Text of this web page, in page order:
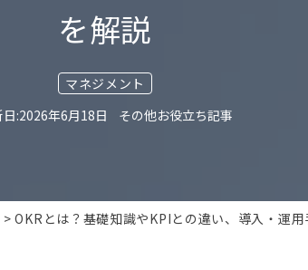
を解説
マネジメント
2026年6月18日
その他お役立ち記事
OKRとは？基礎知識やKPIとの違い、導入・運